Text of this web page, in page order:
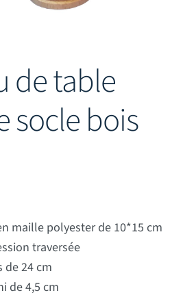
de table
socle bois
maille polyester de 10*15 cm
traversée
de 24 cm
de 4,5 cm